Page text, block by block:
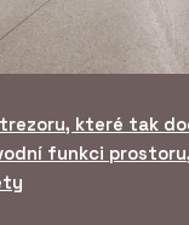
které tak
funkci